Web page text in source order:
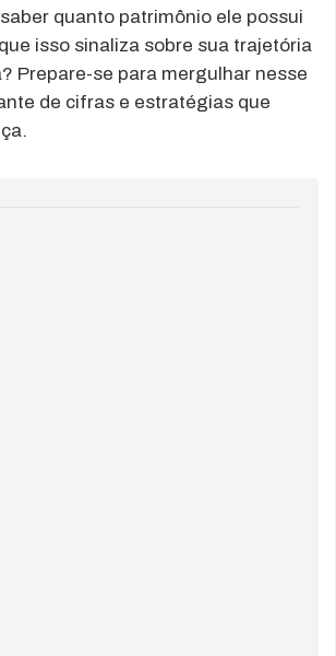
quanto patrimônio ele possui
isso sinaliza sobre sua trajetória
Prepare-se para mergulhar nesse
de cifras e estratégias que